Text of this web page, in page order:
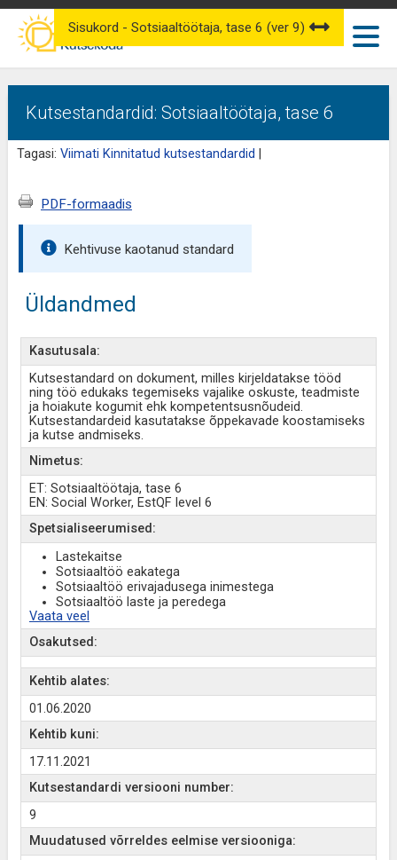
Kutsestandardid: Sotsiaaltöötaja, tase 6
Tagasi: Viimati Kinnitatud kutsestandardid
Sisukord - Sotsiaaltöötaja, tase 6 (ver 9)
PDF-formaadis
Kehtivuse kaotanud standard
Üldandmed
Kasutusala:
Kutsestandard on dokument, milles kirjeldatakse tööd
ning töö edukaks tegemiseks vajalike oskuste, teadmiste
ja hoiakute kogumit ehk kompetentsusnõudeid.
Kutsestandardeid kasutatakse õppekavade koostamiseks
ja kutse andmiseks.
Nimetus:
ET: Sotsiaaltöötaja, tase 6
EN: Social Worker, EstQF level 6
Spetsialiseerumised:
Lastekaitse
Sotsiaaltöö eakatega
Sotsiaaltöö erivajadusega inimestega
Sotsiaaltöö laste ja peredega
Vaata veel
Osakutsed:
Kehtib alates:
01.06.2020
Kehtib kuni:
17.11.2021
Kutsestandardi versiooni number:
9
Muudatused võrreldes eelmise versiooniga: